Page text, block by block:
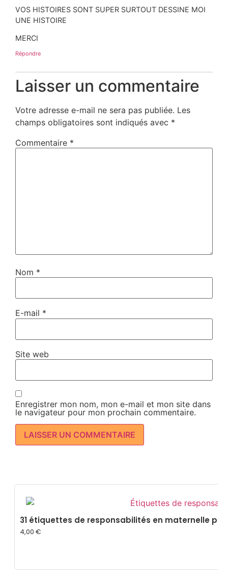
VOS HISTOIRES SONT SUPER SURTOUT DESSINE MOI
UNE HISTOIRE
MERCI
Répondre
Laisser un commentaire
Votre adresse e-mail ne sera pas publiée. Les
champs obligatoires sont indiqués avec *
Commentaire *
Nom *
E-mail *
Site web
Enregistrer mon nom, mon e-mail et mon site dans
le navigateur pour mon prochain commentaire.
31 étiquettes de responsabilités en maternelle
4,00 €